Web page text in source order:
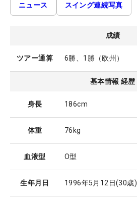
ニュース スイング連続写真
成績
ツアー通算 6勝、1勝（欧州）
基本情報 経歴
身長 186cm
体重 76kg
血液型 O型
生年月日 1996年5月12日(30歳)